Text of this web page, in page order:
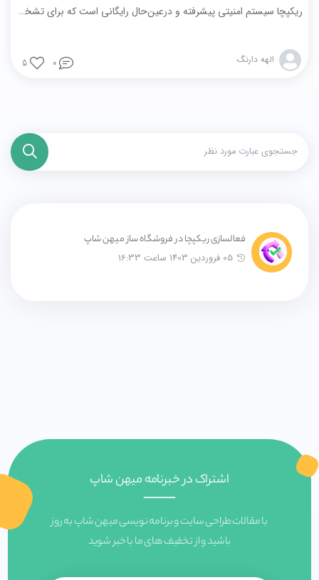
فعالسازی ریکپچا در فروشگاه‌ ساز میهن شاپ
05 فروردین 1403 ساعت 16:33
ریکپچا سیستم امنیتی پیشرفته و درعین‌حال رایگانی است که برای تشخیص انسان از ربات در وب‌سایت‌ها و برنامه‌ها استفاده می‌شود.
الهه دارنگ 0
5
اشتراک در خبرنامه میهن شاپ
با مقالات طراحی سایت و برنامه نویسی میهن شاپ به روز
باشید و از تخفیف های ما با خبر شوید